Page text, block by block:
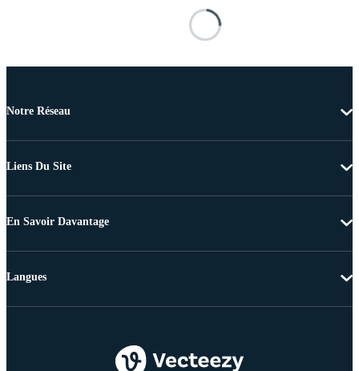
Notre Réseau
Liens Du Site
En Savoir Davantage
Langues